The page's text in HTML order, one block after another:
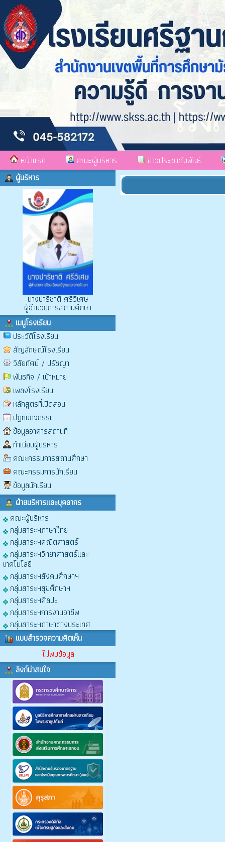
หน้าแรก คณะผู้บริหาร ข่าวประชาสัมพันธ์
ผู้บริหาร
นางปาริชาติ ศรีวิเศษ
ผู้อำนวยการสถานศึกษา
เมนูโรงเรียน
ประวัติโรงเรียน
สัญลักษณ์โรงเรียน
วิสัยทัศน์ / ปรัชญา
พันธกิจ / เป้าหมาย
เพลงโรงเรียน
หลักสูตรที่เปิดสอน
ปฏิทินกิจกรรม
ข้อมูลอาคารสถานที่
ทำเนียบผู้บริหาร
คณะกรรมการสถานศึกษา
คณะกรรมการนักเรียน
ข้อมูลนักเรียน
ฝ่ายบริหารและบุคลากร
คณะผู้บริหาร
กลุ่มสาระฯภาษาไทย
กลุ่มสาระฯคณิตศาสตร์
กลุ่มสาระฯวิทยาศาสตร์และ
เทคโนโลยี
กลุ่มสาระฯสังคมศึกษาฯ
กลุ่มสาระฯสุขศึกษาฯ
กลุ่มสาระฯศิลปะ
กลุ่มสาระฯการงานอาชีพ
กลุ่มสาระฯภาษาต่างประเทศ
แบบสำรวจความคิดเห็น
ไม่พบข้อมูล
ลิงก์น่าสนใจ